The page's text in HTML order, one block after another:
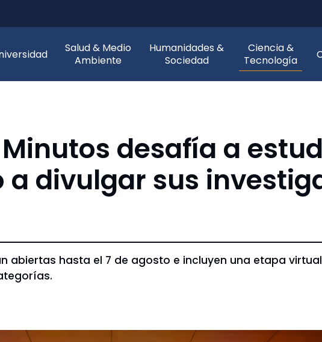
Salud & Medio
Ambiente
Humanidades &
Sociedad
Ciencia &
Tecnología
Minutos desafía a
divulgar sus
abiertas hasta el 7 de agosto e incluyen una etapa